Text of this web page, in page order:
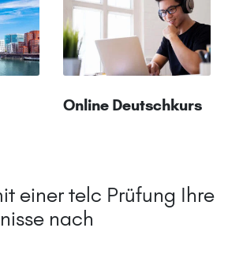
Online Deutschkurs
einer telc Prüfung Ihre
nach